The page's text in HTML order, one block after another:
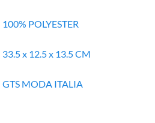
100% POLYESTER
33.5 x 12.5 x 13.5 CM
GTS MODA ITALIA